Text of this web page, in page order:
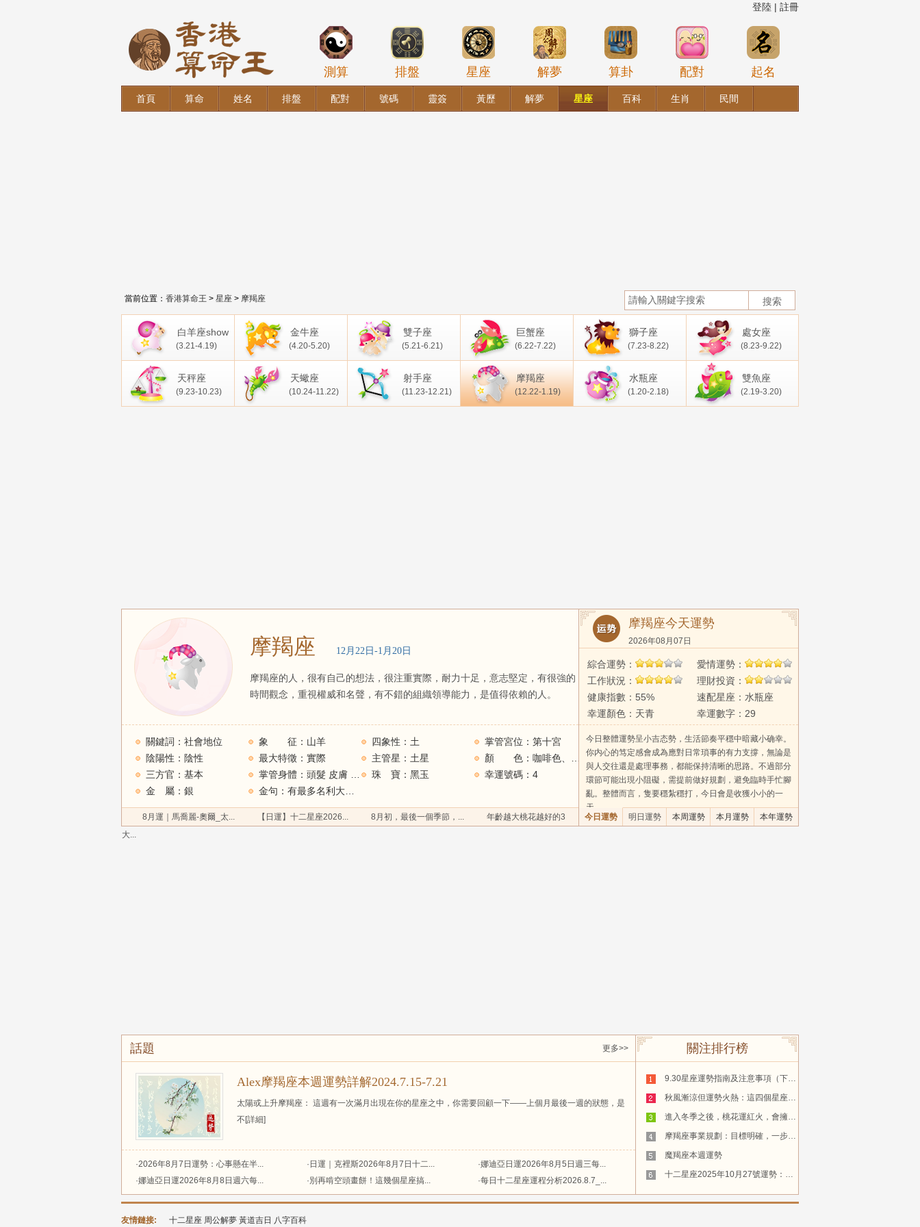
登陸 | 註冊
測算 排盤 星座 解夢 算卦 配對 起名
首頁 算命 姓名 排盤 配對 號碼 靈簽 黃歷 解夢 星座 百科 生肖 民間
當前位置： 香港算命王 > 星座 > 摩羯座
白羊座show
(3.21-4.19)
金牛座
(4.20-5.20)
雙子座
(5.21-6.21)
巨蟹座
(6.22-7.22)
獅子座
(7.23-8.22)
處女座
(8.23-9.22)
天秤座
(9.23-10.23)
天蠍座
(10.24-11.22)
射手座
(11.23-12.21)
摩羯座
(12.22-1.19)
水瓶座
(1.20-2.18)
雙魚座
(2.19-3.20)
摩羯座 12月22日-1月20日
摩羯座的人，很有自己的想法，很注重實際，耐力十足，意志堅定，有很強的
時間觀念，重視權威和名聲，有不錯的組織領導能力，是值得依賴的人。
關鍵詞：社會地位 象 征：山羊 四象性：土
掌管宮位：第十宮
陰陽性：陰性
最大特徵：實際 主管星：土星
三方官：基本
珠 寶：黑玉
幸運號碼：4
金 屬：銀
8月運｜馬喬麗-奧爾_太... 【日運】十二星座2026... 8月初，最後一個季節，...
年齡越大桃花越好的3
大...
摩羯座今天運勢
2026年08月07日
綜合運勢：
愛情運勢：
工作狀況：
理財投資：
健康指數：55%
速配星座：水瓶座
幸運顏色：天青
幸運數字：29
今日整體運勢呈小吉态勢，生活節奏平穩中暗藏小确幸。
你内心的笃定感會成為應對日常瑣事的有力支撐，無論是
與人交往還是處理事務，都能保持清晰的思路。不過部分
環節可能出現小阻礙，需提前做好規劃，避免臨時手忙腳
亂。整體而言，隻要穩紮穩打，今日會是收獲小小的一
天。
今日運勢
明日運勢 本周運勢 本月運勢 本年運勢
話題 更多>>
Alex摩羯座本週運勢詳解2024.7.15-7.21
太陽或上升摩羯座： 這週有一次滿月出現在你的星座之中，你需要回顧一下——上個月最後一週的狀態，是
不 [詳細]
·2026年8月7日運勢：心事懸在半... ·日運｜克裡斯2026年8月7日十二...
·娜迪亞日運2026年8月5日週三每...
·娜迪亞日運2026年8月8日週六每...
·別再啃空頭畫餅！這幾個星座搞... ·每日十二星座運程分析2026.8.7_...
關注排行榜
9.30星座運勢指南及注意事項（下）_建議_天蠍座_處理
秋風漸涼但運勢火熱：這四個星座如何解鎖秋天的快樂密碼？_社交_秋分_顯示
進入冬季之後，桃花運紅火，會擁有珍貴的愛情，白頭到老的四個星座_季節_天秤座_天蠍座
摩羯座事業規劃：目標明確，一步步實現_ZhuanlAn_發展_職場
魔羯座本週運勢
十二星座2025年10月27號運勢：需要深思熟慮_綜合_建議_事業
友情鏈接: 十二星座 周公解夢 黃道吉日 八字百科